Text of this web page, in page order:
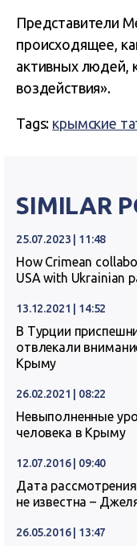
Представители
происходящее,
активных людей,
воздействия».
Tags: крымские
SIMILAR
25.07.2023 | 11:48
How Crimean
USA with Ukrainian
13.12.2021 | 14:52
В Турции
отвлекали
Крыму
26.02.2021 | 08:22
Невыполненные
человека в Крыму
12.07.2016 | 09:40
Дата
не известна –
26.05.2016 | 13:47